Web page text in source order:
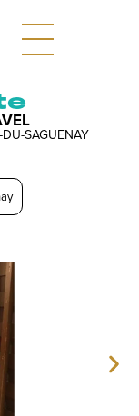
SAGUENAY